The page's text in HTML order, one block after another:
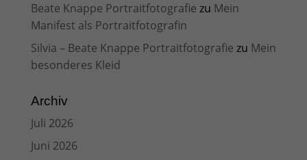
Beate Knappe Portraitfotografie zu Mein
Manifest als Portraitfotografin
Silvia – Beate Knappe Portraitfotografie zu Mein
besonderes Kleid
Archiv
Juli 2026
Juni 2026